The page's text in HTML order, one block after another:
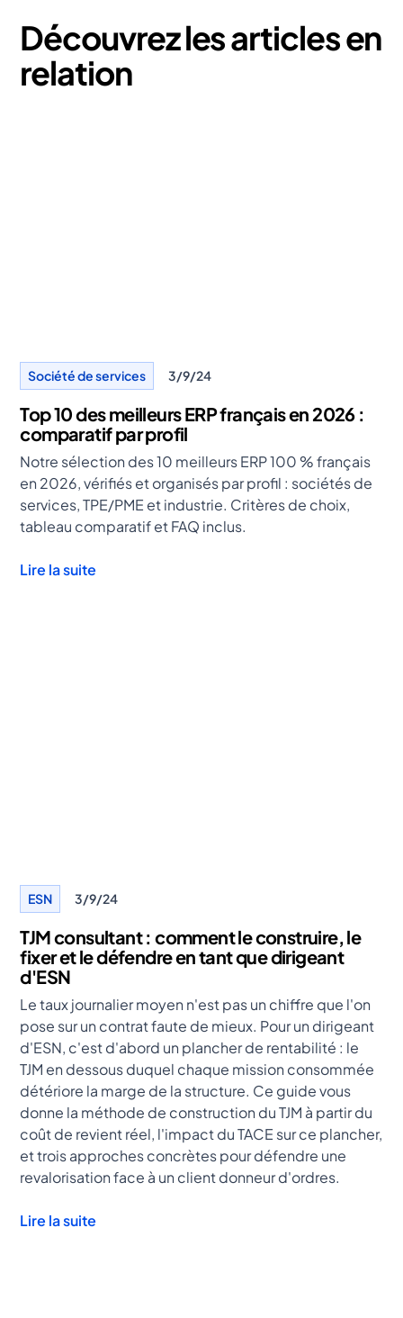
Découvrez les articles en
relation
Société de services 3/9/24
Top 10 des meilleurs ERP français en 2026 :
comparatif par profil
Notre sélection des 10 meilleurs ERP 100 % français
en 2026, vérifiés et organisés par profil : sociétés de
services, TPE/PME et industrie. Critères de choix,
tableau comparatif et FAQ inclus.
Lire la suite
ESN 3/9/24
TJM consultant : comment le construire, le
fixer et le défendre en tant que dirigeant
d'ESN
Le taux journalier moyen n'est pas un chiffre que l'on
pose sur un contrat faute de mieux. Pour un dirigeant
d'ESN, c'est d'abord un plancher de rentabilité : le
TJM en dessous duquel chaque mission consommée
détériore la marge de la structure. Ce guide vous
donne la méthode de construction du TJM à partir du
coût de revient réel, l'impact du TACE sur ce plancher,
et trois approches concrètes pour défendre une
revalorisation face à un client donneur d'ordres.
Lire la suite